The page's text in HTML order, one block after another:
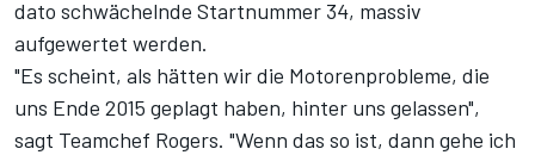
dato schwächelnde Startnummer 34, massiv
aufgewertet werden.
"Es scheint, als hätten wir die Motorenprobleme, die
uns Ende 2015 geplagt haben, hinter uns gelassen",
sagt Teamchef Rogers. "Wenn das so ist, dann gehe ich